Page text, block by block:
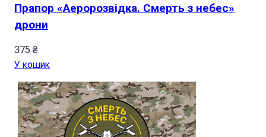
Прапор «Аеророзвідка. Смерть з небес»
дрони
375 ₴
У кошик